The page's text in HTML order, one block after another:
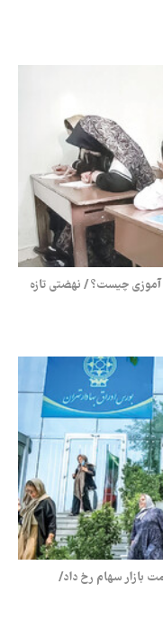
ساله نهضت سوادآموزی چیست؟ / نهضتی تازه
بازار سهام رخ داد/